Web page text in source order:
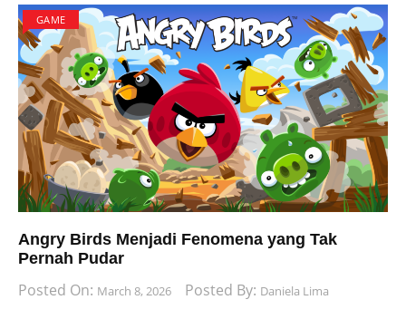
GAME
Angry Birds Menjadi Fenomena yang Tak
Pernah Pudar
Posted On: March 8, 2026 Posted By: Daniela Lima